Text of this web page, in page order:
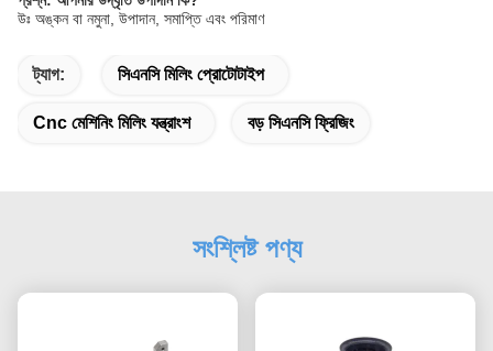
উঃ অঙ্কন বা নমুনা, উপাদান, সমাপ্তি এবং পরিমাণ
ট্যাগ: সিএনসি মিলিং প্রোটোটাইপ
Cnc মেশিনিং মিলিং যন্ত্রাংশ বড় সিএনসি ফ্রিজিং
সংশ্লিষ্ট পণ্য